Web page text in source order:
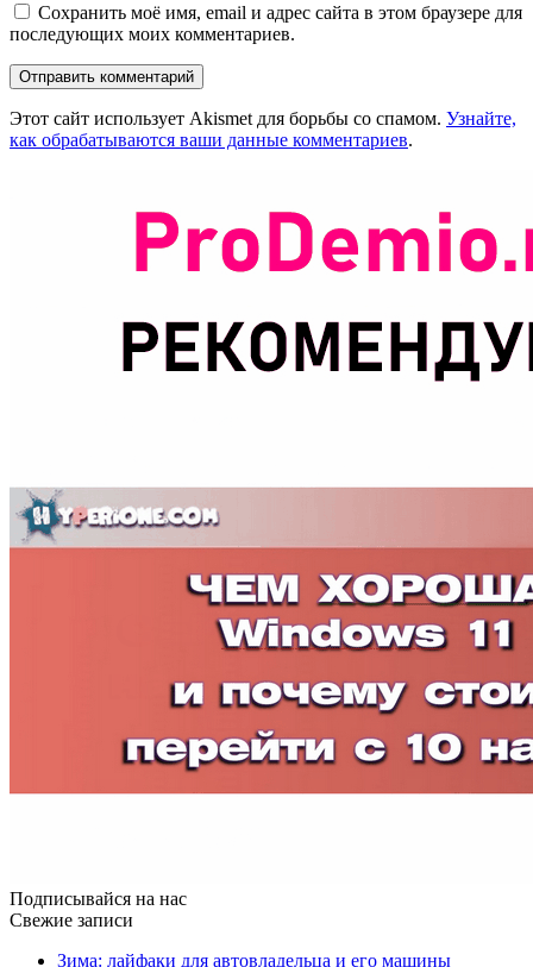
Сохранить моё имя, email и адрес сайта в этом браузере для
последующих моих комментариев.
Этот сайт использует Akismet для борьбы со спамом. Узнайте,
как обрабатываются ваши данные комментариев.
Подписывайся на нас
Свежие записи
Зима: лайфаки для автовладельца и его машины